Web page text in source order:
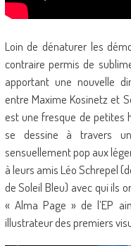
Loin de dénaturer les
contraire permis de
apportant une nouvelle
entre Maxime Kosinetz et
est une fresque de petites
se dessine à travers
sensuellement pop aux
à leurs amis Léo Schrepel
de Soleil Bleu) avec qui ils
« Alma Page » de l’EP
illustrateur des premiers